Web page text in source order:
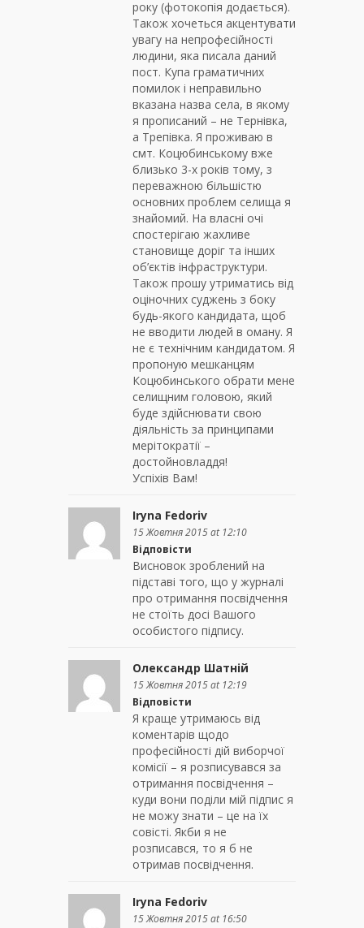
року (фотокопія додається).
Також хочеться акцентувати
увагу на непрофесійності
людини, яка писала даний
пост. Купа граматичних
помилок і неправильно
вказана назва села, в якому
я прописаний – не Тернівка,
а Трепівка. Я проживаю в
смт. Коцюбинському вже
близько 3-х років тому, з
переважною більшістю
основних проблем селища я
знайомий. На власні очі
спостерігаю жахливе
становище доріг та інших
об’єктів інфраструктури.
Також прошу утриматись від
оціночних суджень з боку
будь-якого кандидата, щоб
не вводити людей в оману. Я
не є технічним кандидатом. Я
пропоную мешканцям
Коцюбинського обрати мене
селищним головою, який
буде здійснювати свою
діяльність за принципами
мерітократії –
достойновладдя!
Успіхів Вам!
Iryna Fedoriv
15 Жовтня 2015 at 12:10
Відповісти
Висновок зроблений на
підставі того, що у журналі
про отримання посвідчення
не стоїть досі Вашого
особистого підпису.
Олександр Шатній
15 Жовтня 2015 at 12:19
Відповісти
Я краще утримаюсь від
коментарів щодо
професійності дій виборчої
комісії – я розписувався за
отримання посвідчення –
куди вони поділи мій підпис я
не можу знати – це на їх
совісті. Якби я не
розписався, то я б не
отримав посвідчення.
Iryna Fedoriv
15 Жовтня 2015 at 16:50